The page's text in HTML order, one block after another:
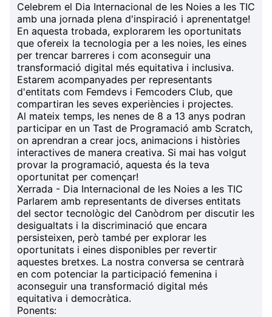
Celebrem el Dia Internacional de les Noies a les TIC
amb una jornada plena d'inspiració i aprenentatge!
En aquesta trobada, explorarem les oportunitats
que ofereix la tecnologia per a les noies, les eines
per trencar barreres i com aconseguir una
transformació digital més equitativa i inclusiva.
Estarem acompanyades per representants
d'entitats com Femdevs i Femcoders Club, que
compartiran les seves experiències i projectes.
Al mateix temps, les nenes de 8 a 13 anys podran
participar en un Tast de Programació amb Scratch,
on aprendran a crear jocs, animacions i històries
interactives de manera creativa. Si mai has volgut
provar la programació, aquesta és la teva
oportunitat per començar!
Xerrada - Dia Internacional de les Noies a les TIC
Parlarem amb representants de diverses entitats
del sector tecnològic del Canòdrom per discutir les
desigualtats i la discriminació que encara
persisteixen, però també per explorar les
oportunitats i eines disponibles per revertir
aquestes bretxes. La nostra conversa se centrarà
en com potenciar la participació femenina i
aconseguir una transformació digital més
equitativa i democràtica.
Ponents: